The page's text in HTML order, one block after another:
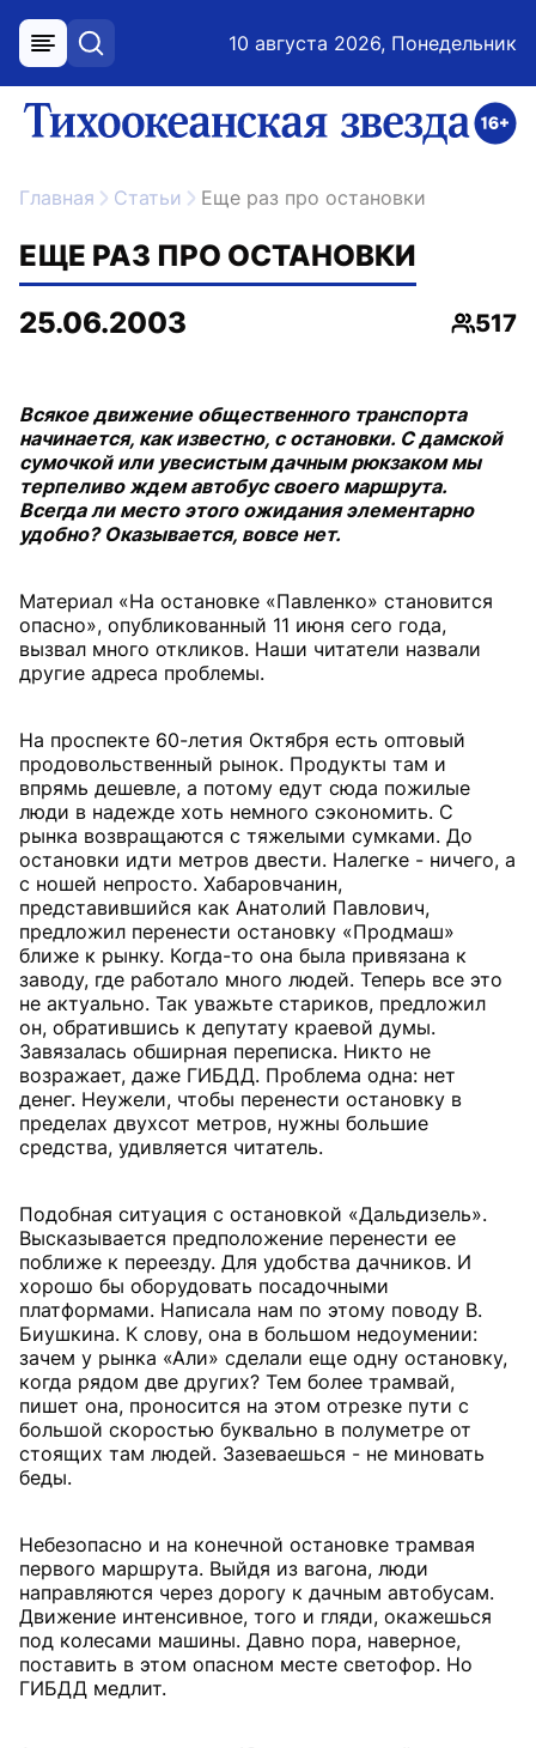
меню поиск 10 августа 2026, Понедельник
ссылка на главную
Главная Статьи Еще раз про остановки
ЕЩЕ РАЗ ПРО ОСТАНОВКИ
25.06.2003
517
Всякое движение общественного транспорта
начинается, как известно, с остановки. С дамской
сумочкой или увесистым дачным рюкзаком мы
терпеливо ждем автобус своего маршрута.
Всегда ли место этого ожидания элементарно
удобно? Оказывается, вовсе нет.
Материал «На остановке «Павленко» становится
опасно», опубликованный 11 июня сего года,
вызвал много откликов. Наши читатели назвали
другие адреса проблемы.
На проспекте 60-летия Октября есть оптовый
продовольственный рынок. Продукты там и
впрямь дешевле, а потому едут сюда пожилые
люди в надежде хоть немного сэкономить. С
рынка возвращаются с тяжелыми сумками. До
остановки идти метров двести. Налегке - ничего, а
с ношей непросто. Хабаровчанин,
представившийся как Анатолий Павлович,
предложил перенести остановку «Продмаш»
ближе к рынку. Когда-то она была привязана к
заводу, где работало много людей. Теперь все это
не актуально. Так уважьте стариков, предложил
он, обратившись к депутату краевой думы.
Завязалась обширная переписка. Никто не
возражает, даже ГИБДД. Проблема одна: нет
денег. Неужели, чтобы перенести остановку в
пределах двухсот метров, нужны большие
средства, удивляется читатель.
Подобная ситуация с остановкой «Дальдизель».
Высказывается предположение перенести ее
поближе к переезду. Для удобства дачников. И
хорошо бы оборудовать посадочными
платформами. Написала нам по этому поводу В.
Биушкина. К слову, она в большом недоумении:
зачем у рынка «Али» сделали еще одну остановку,
когда рядом две других? Тем более трамвай,
пишет она, проносится на этом отрезке пути с
большой скоростью буквально в полуметре от
стоящих там людей. Зазеваешься - не миновать
беды.
Небезопасно и на конечной остановке трамвая
первого маршрута. Выйдя из вагона, люди
направляются через дорогу к дачным автобусам.
Движение интенсивное, того и гляди, окажешься
под колесами машины. Давно пора, наверное,
поставить в этом опасном месте светофор. Но
ГИБДД медлит.